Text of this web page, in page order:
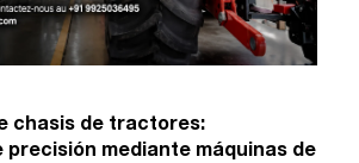
chasis de tractores:
precisión mediante máquinas de